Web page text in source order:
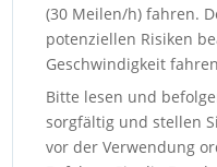
(30 Meilen/h) fahren.
potenziellen Risiken
Geschwindigkeit
Bitte lesen und
sorgfältig und stellen
vor der Verwendung